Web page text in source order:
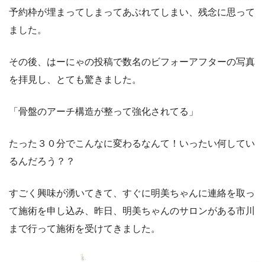
予約枠が埋まってしまってあぶれてしまい、残念に思って
ました。
その後、はーにゃの投稿で数名のビフォーアフターの写真
を拝見し、とても驚きました。
「骨盤のアーチ構造が整って強化されてる」
たった３０分でこんなに変わるなんて！いったい何してい
るんだろう？？
すごく興味が湧いてきて、すぐに明美ちゃんに連絡を取っ
て施術を申し込み、昨日、明美ちゃんのサロンがある市川
まで行って施術を受けてきました。